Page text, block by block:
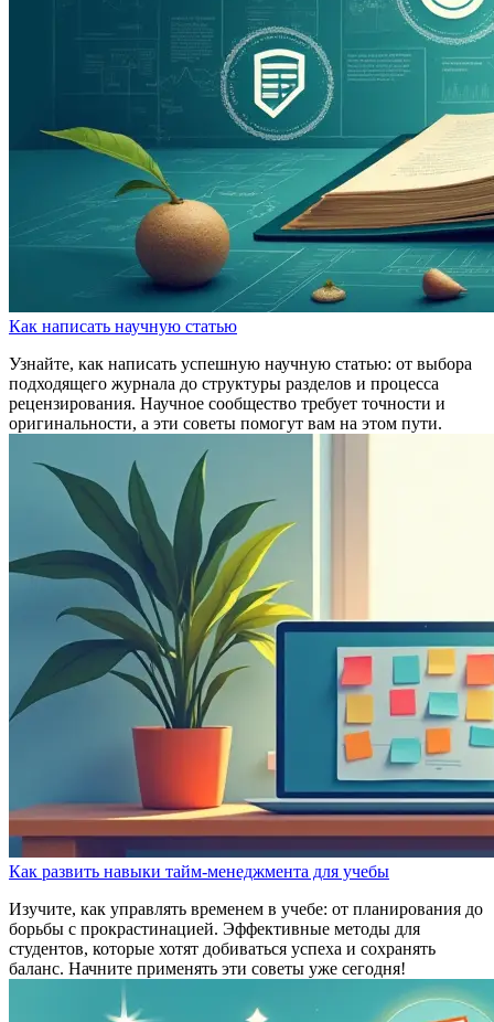
Как написать научную статью
Узнайте, как написать успешную научную статью: от выбора
подходящего журнала до структуры разделов и процесса
рецензирования. Научное сообщество требует точности и
оригинальности, а эти советы помогут вам на этом пути.
Как развить навыки тайм-менеджмента для учебы
Изучите, как управлять временем в учебе: от планирования до
борьбы с прокрастинацией. Эффективные методы для
студентов, которые хотят добиваться успеха и сохранять
баланс. Начните применять эти советы уже сегодня!